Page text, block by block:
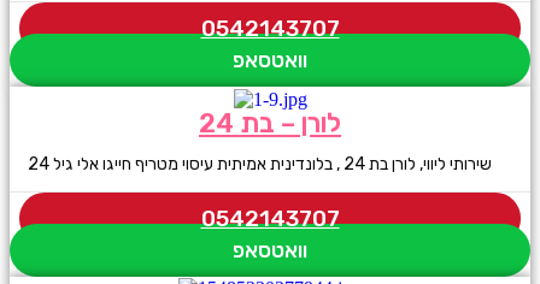
0542143707
וואטסאפ
לורן – בת 24
שירותי ליווי, לורן בת 24 , בלונדינית אמיתית עיסוי מטריף חייגו אלי גיל 24
0542143707
וואטסאפ